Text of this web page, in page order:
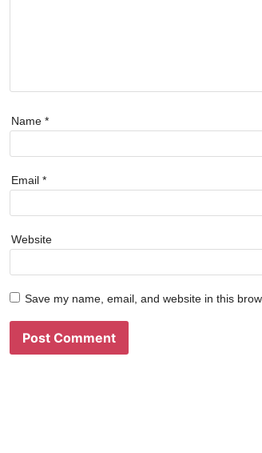
Name *
Email *
Website
Save my name, email, and website in this